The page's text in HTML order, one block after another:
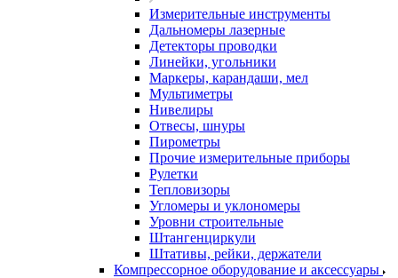
Измерительные инструменты
Дальномеры лазерные
Детекторы проводки
Линейки, угольники
Маркеры, карандаши, мел
Мультиметры
Нивелиры
Отвесы, шнуры
Пирометры
Прочие измерительные приборы
Рулетки
Тепловизоры
Угломеры и уклономеры
Уровни строительные
Штангенциркули
Штативы, рейки, держатели
Компрессорное оборудование и аксессуары